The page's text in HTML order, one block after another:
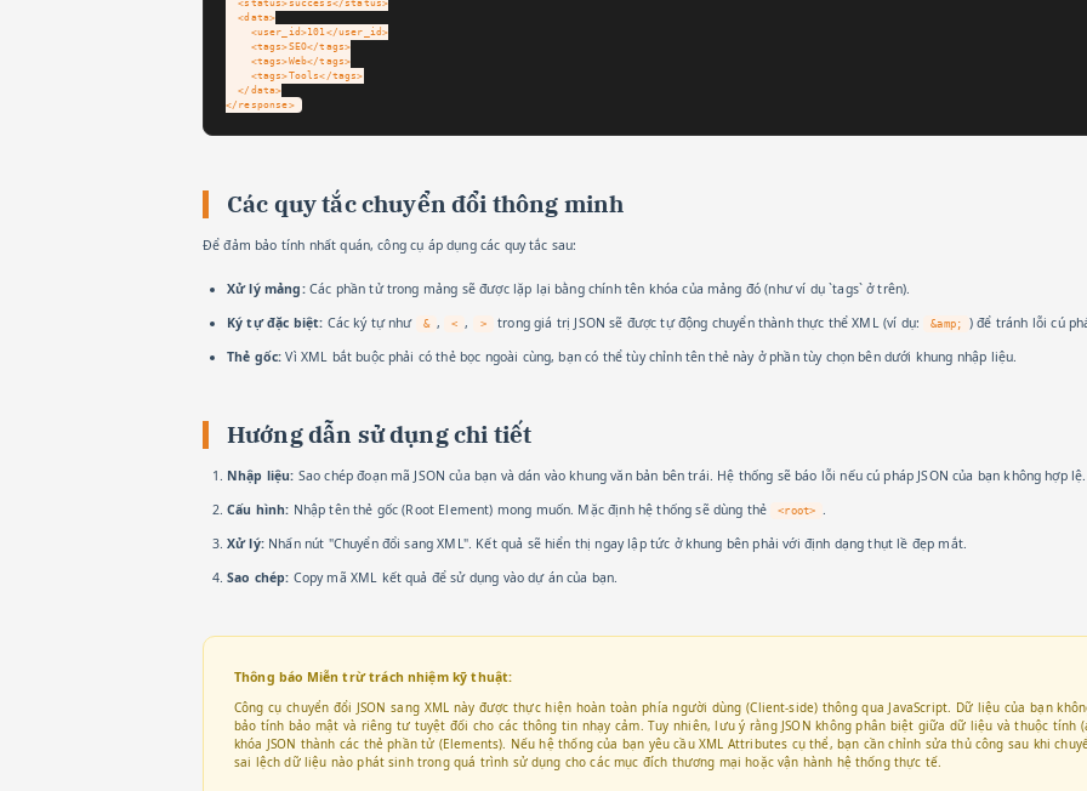
  <status>success</status>
  <data>
    <user_id>101</user_id>
    <tags>SEO</tags>
    <tags>Web</tags>
    <tags>Tools</tags>
  </data>
</response>
Các quy tắc chuyển đổi thông minh
Để đảm bảo tính nhất quán, công cụ áp dụng các quy tắc sau:
Xử lý mảng:Các phần tử trong mảng sẽ được lặp lại bằng chính tên khóa của mảng đó (như ví dụ `tags` ở trên).
Ký tự đặc biệt: Các ký tự như & , < , > trong giá trị JSON sẽ được tự động chuyển thành thực thể XML (ví dụ: &amp;
) để tránh lỗi cú
Thẻ gốc: Vì XML bắt buộc phải có thẻ bọc ngoài cùng, bạn có thể tùy chỉnh tên thẻ này ở phần tùy chọn bên dưới khung nhập liệu.
Hướng dẫn sử dụng chi tiết
Nhập liệu: Sao chép đoạn mã JSON của bạn và dán vào khung văn bản bên trái. Hệ thống sẽ báo lỗi nếu cú pháp JSON của bạn không hợp lệ.
Cấu hình: Nhập tên thẻ gốc (Root Element) mong muốn. Mặc định hệ thống sẽ dùng thẻ <root>
.
Xử lý:Nhấn nút "Chuyển đổi sang XML". Kết quả sẽ hiển thị ngay lập tức ở khung bên phải với định dạng thụt lề đẹp mắt.
Sao chép: Copy mã XML kết quả để sử dụng vào dự án của bạn.
Thông báo Miễn trừ trách nhiệm kỹ thuật:
Công cụ chuyển đổi JSON sang XML này được thực hiện hoàn toàn phía người dùng (Client-side) thông qua JavaScript. Dữ liệu của bạn
bảo tính bảo mật và riêng tư tuyệt đối cho các thông tin nhạy cảm. Tuy nhiên, lưu ý rằng JSON không phân biệt giữa dữ liệu và thuộc tính
khóa JSON thành các thẻ phần tử (Elements). Nếu hệ thống của bạn yêu cầu XML Attributes cụ thể, bạn cần chỉnh sửa thủ công sau khi
sai lệch dữ liệu nào phát sinh trong quá trình sử dụng cho các mục đích thương mại hoặc vận hành hệ thống thực tế.